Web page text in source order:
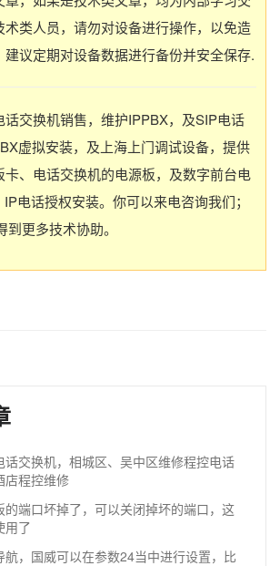
类人员，请勿对设备进行操作，以免造
建议定期对设备数据进行备份并安全保存.
交换机销售，维护IPPBX，及SIP电话
虚拟安装，及上海上门调试设备，提供
卡、电话交换机的电源板，及数字前台电
电话授权安装。你可以来电咨询我们；
更多技术协助。
话交换机，相城区、吴中区维修程控电话
店程控维修
的端口坏掉了，可以关闭掉坏的端口，这
用了
航，国威可以在参数24当中进行设置，比